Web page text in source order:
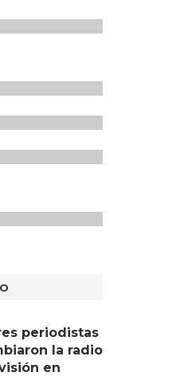
periodistas
la radio
en